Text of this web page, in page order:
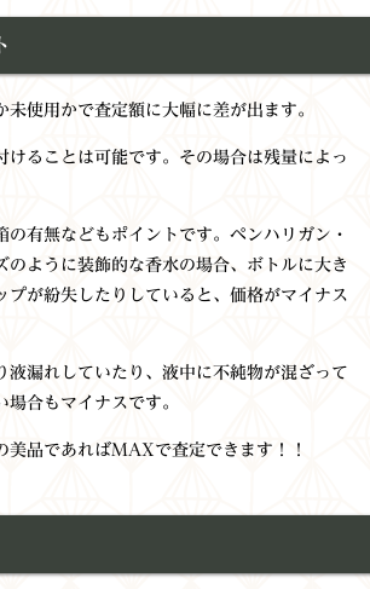
未使用かで査定額に大幅に差が出ます。
けることは可能です。その場合は残量によっ
の有無などもポイントです。ペンハリガン・
のように装飾的な香水の場合、ボトルに大き
プが紛失したりしていると、価格がマイナス
液漏れしていたり、液中に不純物が混ざって
合もマイナスです。
美品であればMAXで査定できます！！